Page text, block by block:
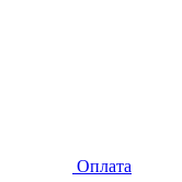
Оплата